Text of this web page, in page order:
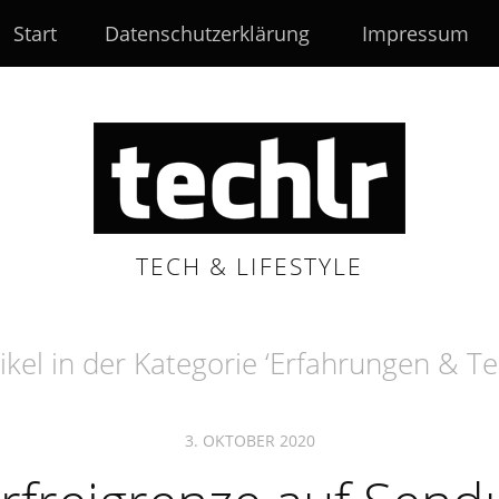
Start Datenschutzerklärung Impressum
TECH & LIFESTYLE
in der Kategorie ‘Erfahrungen &
3. OKTOBER 2020